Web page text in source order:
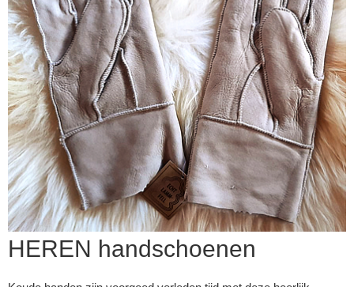
HEREN handschoenen